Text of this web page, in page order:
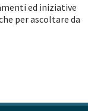
ed iniziative
per ascoltare da